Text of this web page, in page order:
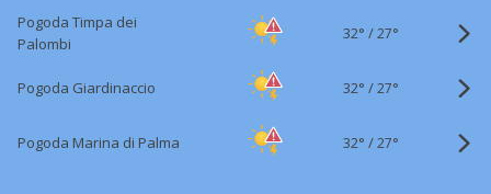
Pogoda Timpa dei
Palombi
32° /27°
Pogoda Giardinaccio 32° /27°
Pogoda Marina di Palma 32° /27°